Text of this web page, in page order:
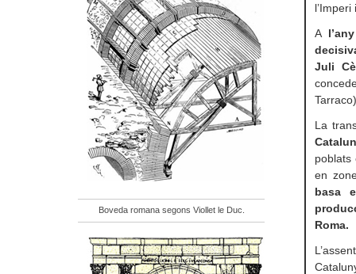
A
Juli
La
poblats
en
basa
Roma.
Boveda romana segons Viollet le Duc.